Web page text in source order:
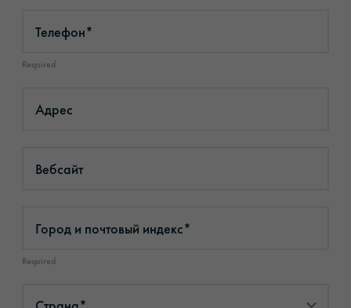
Телефон*
Required
Адрес
Вебсайт
Город и почтовый индекс*
Required